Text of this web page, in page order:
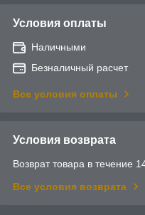
Условия оплаты
Наличными
Безналичный расчет
Все условия оплаты
Условия возврата
Возврат товара в течение
Все условия возврата